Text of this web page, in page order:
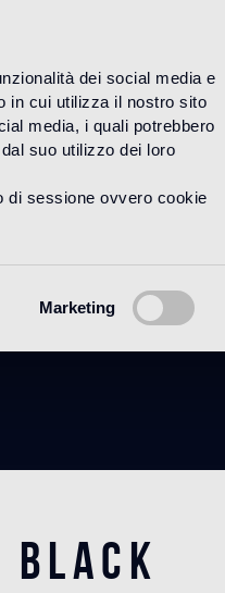
dei social media e
in cui utilizza il nostro sito
media, i quali potrebbero
suo utilizzo dei loro
di sessione ovvero cookie
Marketing
Black